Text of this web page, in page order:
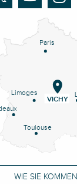
Paris
Limoges
Toulouse
VICHY
WIE SIE KOMMEN